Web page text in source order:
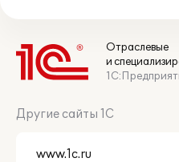
Отраслевые
и
Другие сайты 1С